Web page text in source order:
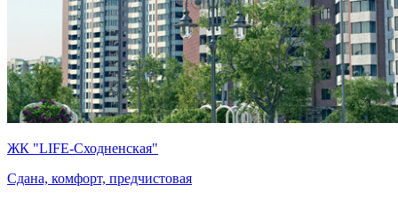
ЖК "LIFE-Сходненская"
Сдана, комфорт, предчистовая